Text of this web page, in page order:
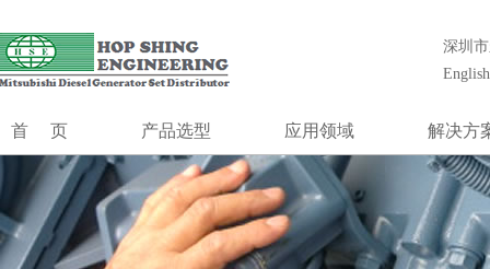
统工程设计、安装、调试、维护和大修等一站式解决方案。
合成工程
MGS系列
MGS-HV系列
MOG
控制系统
并机控制
切换开关
深圳
English
首页 产品选型 应用领域 解决方
MGS系列
MGS-HV系列
MOG
通信行业
数据中心
金融行业
冷却系
控制系
低压升